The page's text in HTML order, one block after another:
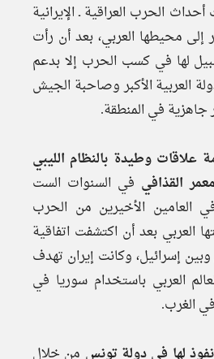
الحرب العراقية ـ الإيرانية
محيطها العربي، بعد أن رأت
لها في كسب الحرب إلا بدعم
العربية الأكبر وصاحبة الجيش
جاهزية في المنطقة.
وطيدة بالنظام الليبي
القذافي في السنوات الست
العامين الأخيرين من الحرب
العربي بعد أن اكتشفت اتفاقية
وبين إسرائيل، وكانت إيران تهدف
العربي باستخدام سوريا في
الغرب.